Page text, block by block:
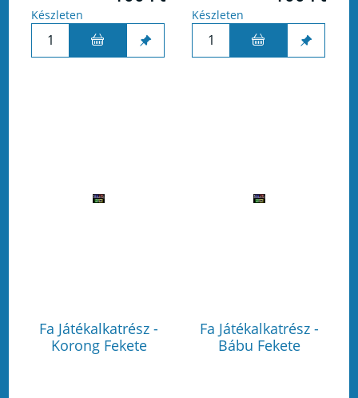
Készleten Készleten
Fa Játékalkatrész -
Korong Fekete
Fa Játékalkatrész -
Bábu Fekete